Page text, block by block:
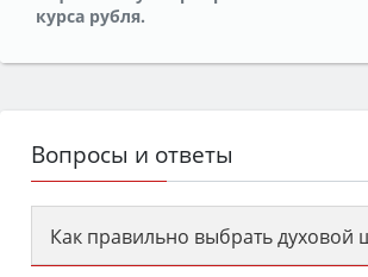
курса рубля.
Вопросы и ответы
Как правильно выбрать духовой